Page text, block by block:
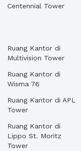
Centennial Tower
Ruang Kantor di
Multivision Tower
Ruang Kantor di
Wisma 76
Ruang Kantor di APL
Tower
Ruang Kantor di
Lippo St. Moritz
Tower